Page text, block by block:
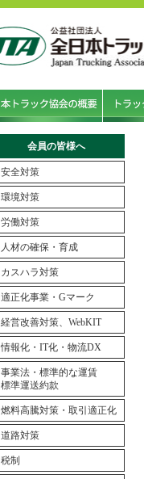
会員の皆様へ
安全対策
環境対策
労働対策
人材の確保・育成
カスハラ対策
適正化事業・Gマーク
経営改善対策、WebKIT
情報化・IT化・物流DX
事業法・標準的な運賃
標準運送約款
燃料高騰対策・取引適正化
道路対策
税制